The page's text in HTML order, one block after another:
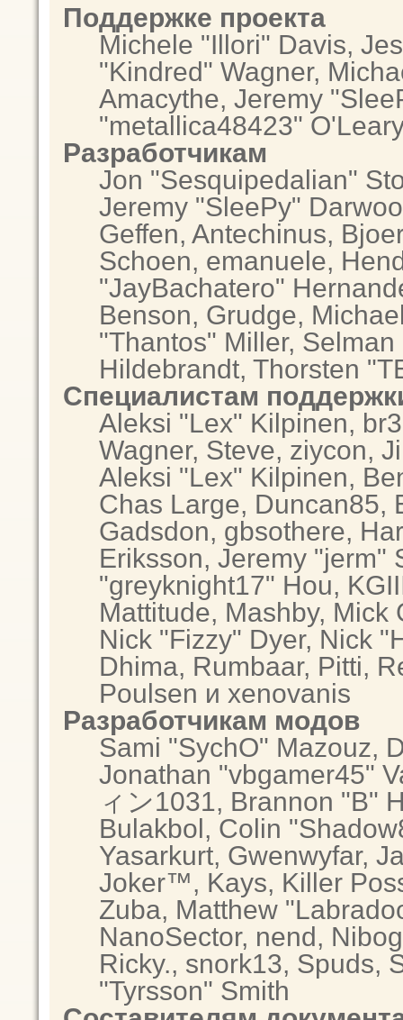
Поддержке проекта
Michele "Illori" Davis,
"Kindred" Wagner,
Amacythe, Jeremy
"metallica48423"
Разработчикам
Jon "Sesquipedalian"
Jeremy "SleePy"
Geffen, Antechinus,
Schoen, emanuele,
"JayBachatero"
Benson, Grudge,
"Thantos" Miller,
Hildebrandt, Thorsten
Специалистам
Aleksi "Lex" Kilpinen,
Wagner, Steve, ziycon,
Aleksi "Lex" Kilpinen,
Chas Large, Duncan85,
Gadsdon, gbsothere,
Eriksson, Jeremy "jerm"
"greyknight17" Hou,
Mattitude, Mashby,
Nick "Fizzy" Dyer, Nick
Dhima, Rumbaar, Pitti,
Poulsen и xenovanis
Разработчикам модов
Sami "SychO" Mazouz,
Jonathan "vbgamer45"
ィン1031, Brannon "B"
Bulakbol, Colin
Yasarkurt, Gwenwyfar,
Joker™, Kays, Killer
Zuba, Matthew
NanoSector, nend,
Ricky., snork13, Spuds,
"Tyrsson" Smith